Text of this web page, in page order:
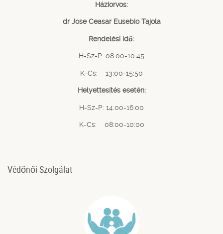
Háziorvos:
dr Jose Ceasar Eusebio Tajola
Rendelési idő:
H-Sz-P: 08:00-10:45
K-Cs: 13:00-15:50
Helyettesítés esetén:
H-Sz-P: 14:00-16:00
K-Cs: 08:00-10:00
Védőnői Szolgálat